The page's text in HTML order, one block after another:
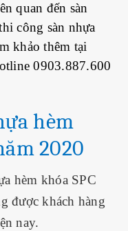
quan đến sàn
công sàn nhựa
khảo thêm tại
0903.887.600
hèm
2020
hèm khóa SPC
được khách hàng
nay.